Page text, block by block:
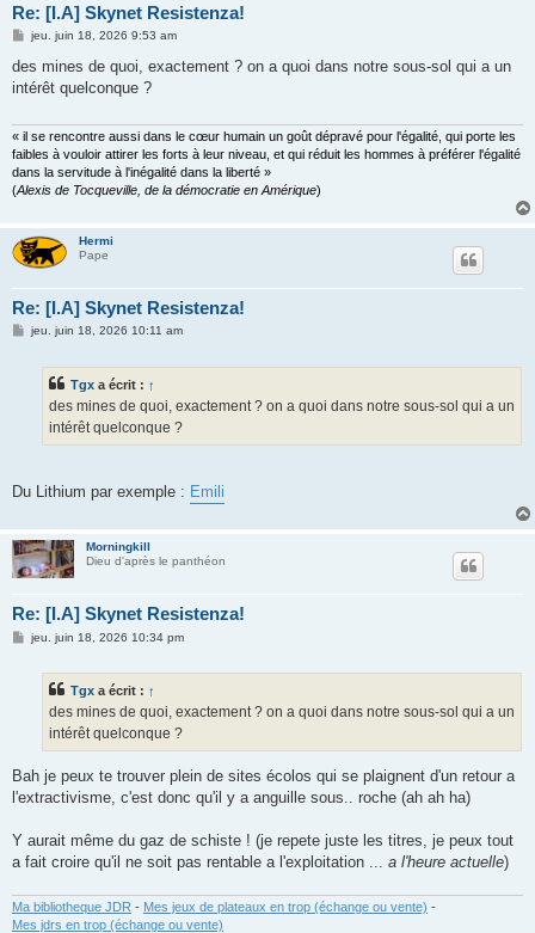
Re: [I.A] Skynet Resistenza!
M
s
a
jeu. juin 18, 2026 9:53 am
des mines de quoi, exactement ? on a quoi dans notre sous-sol qui a un
intérêt quelconque ?
« il se rencontre aussi dans le cœur humain un goût dépravé pour l'égalité, qui porte les
faibles à vouloir attirer les forts à leur niveau, et qui réduit les hommes à préférer l'égalité
dans la servitude à l'inégalité dans la liberté »
(Alexis de Tocqueville, de la démocratie en Amérique)
Hermi
Pape
Re: [I.A] Skynet Resistenza!
Mjeu. juin 18, 2026 10:11 am
Tgx a écrit : ↑
des mines de quoi, exactement ? on a quoi dans notre sous-sol qui a un
intérêt quelconque ?
Du Lithium par exemple : Emili
Morningkill
Dieu d'après le panthéon
Re: [I.A] Skynet Resistenza!
Mjeu. juin 18, 2026 10:34 pm
Tgx a écrit : ↑
des mines de quoi, exactement ? on a quoi dans notre sous-sol qui a un
intérêt quelconque ?
Bah je peux te trouver plein de sites écolos qui se plaignent d'un retour a
l'extractivisme, c'est donc qu'il y a anguille sous.. roche (ah ah ha)
Y aurait même du gaz de schiste ! (je repete juste les titres, je peux tout
a fait croire qu'il ne soit pas rentable a l'exploitation ... a l'heure actuelle)
Ma bibliotheque JDR - Mes jeux de plateaux en trop (échange ou vente) -
Mes jdrs en trop (échange ou vente)